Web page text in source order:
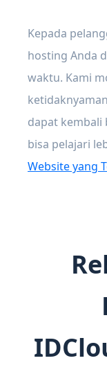
Kepada
hosting Anda
waktu. Kami
dapat kembali
bisa pelajari
Website yang